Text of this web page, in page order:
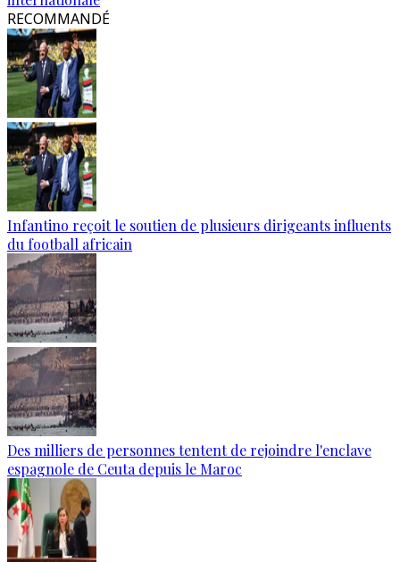
RECOMMANDÉ
Infantino reçoit le soutien de plusieurs dirigeants influents
du football africain
Des milliers de personnes tentent de rejoindre l'enclave
espagnole de Ceuta depuis le Maroc